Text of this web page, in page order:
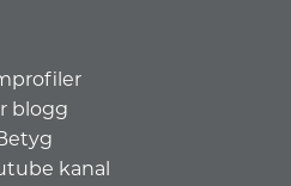
blogg
kanal